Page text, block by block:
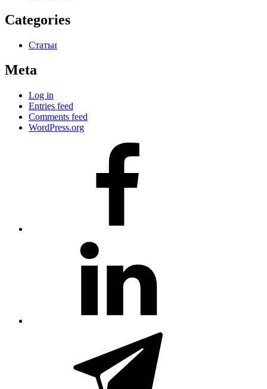
Categories
Статьи
Meta
Log in
Entries feed
Comments feed
WordPress.org